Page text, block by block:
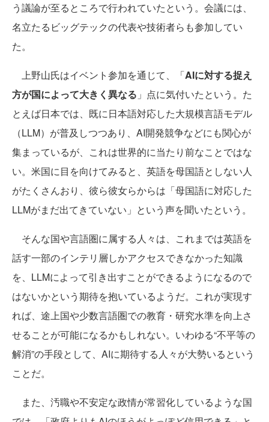
う議論が至るところで行われていたという。会議には、
名立たるビッグテックの代表や技術者らも参加してい
た。
上野山氏はイベント参加を通じて、「AIに対する捉え
方が国によって大きく異なる 」点に気付いたという。た
とえば日本では、既に日本語対応した大規模言語モデル
（LLM）が普及しつつあり、AI開発競争などにも関心が
集まっているが、これは世界的に当たり前なことではな
い。米国に目を向けてみると、英語を母国語としない人
がたくさんおり、彼ら彼女らからは「母国語に対応した
LLMがまだ出てきていない」という声を聞いたという。
そんな国や言語圏に属する人々は、これまでは英語を
話す一部のインテリ層しかアクセスできなかった知識
を、LLMによって引き出すことができるようになるので
はないかという期待を抱いているようだ。これが実現す
れば、途上国や少数言語圏での教育・研究水準を向上さ
せることが可能になるかもしれない。いわゆる“不平等の
解消”の手段として、AIに期待する人々が大勢いるという
ことだ。
また、汚職や不安定な政情が常習化しているような国